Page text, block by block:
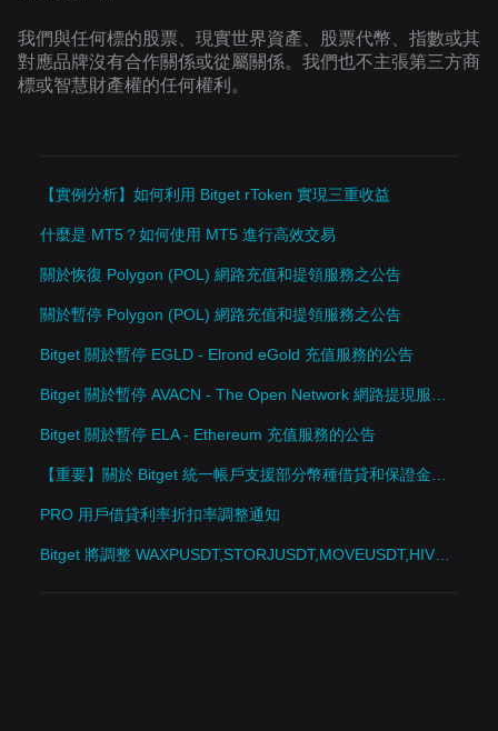
我們與任何標的股票、現實世界資產、股票代幣、指數或其
對應品牌沒有合作關係或從屬關係。我們也不主張第三方商
標或智慧財產權的任何權利。
【實例分析】如何利用 Bitget rToken 實現三重收益
什麼是 MT5？如何使用 MT5 進行高效交易
關於恢復 Polygon (POL) 網路充值和提領服務之公告
關於暫停 Polygon (POL) 網路充值和提領服務之公告
Bitget 關於暫停 EGLD - Elrond eGold 充值服務的公告
Bitget 關於暫停 ELA - Ethereum 充值服務的公告
PRO 用戶借貸利率折扣率調整通知